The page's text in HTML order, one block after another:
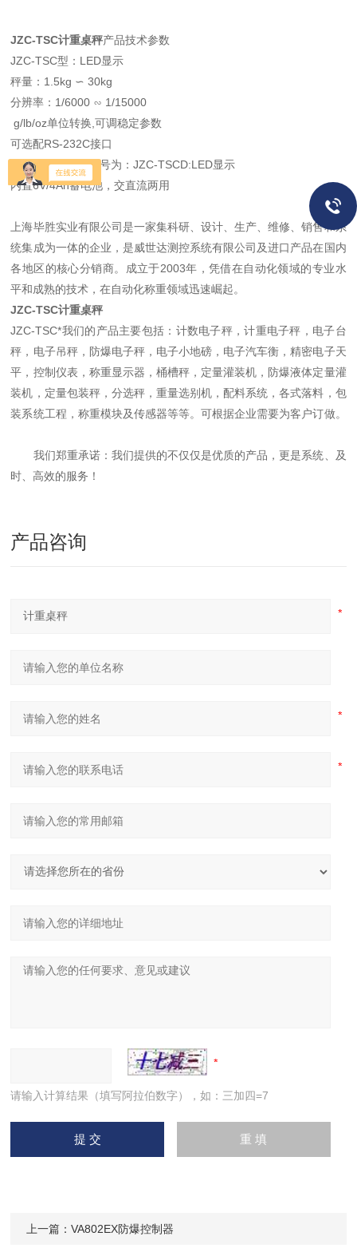
JZC-TSC计重桌秤产品技术参数
JZC-TSC型：LED显示
秤量：1.5kg ∽ 30kg
分辨率：1/6000 ∽ 1/15000
g/lb/oz单位转换,可调稳定参数
可选配RS-232C接口
可增配双面显示型号为：JZC-TSCD:LED显示
内置6V/4Ah蓄电池，交直流两用
上海毕胜实业有限公司是一家集科研、设计、生产、维修、销售和系
统集成为一体的企业，是威世达测控系统有限公司及进口产品在国内
各地区的核心分销商。成立于2003年，凭借在自动化领域的专业水
平和成熟的技术，在自动化称重领域迅速崛起。
JZC-TSC计重桌秤
JZC-TSC*我们的产品主要包括：计数电子秤，计重电子秤，电子台
秤，电子吊秤，防爆电子秤，电子小地磅，电子汽车衡，精密电子天
平，控制仪表，称重显示器，桶槽秤，定量灌装机，防爆液体定量灌
装机，定量包装秤，分选秤，重量选别机，配料系统，各式落料，包
装系统工程，称重模块及传感器等等。可根据企业需要为客户订做。
我们郑重承诺：我们提供的不仅仅是优质的产品，更是系统、及
时、高效的服务！
产品咨询
请输入计算结果（填写阿拉伯数字），如：三加四=7
上一篇：VA802EX防爆控制器